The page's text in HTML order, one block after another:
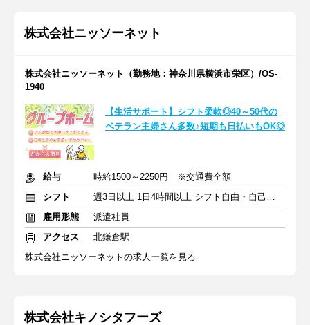
株式会社ニッソーネット
株式会社ニッソーネット（勤務地：神奈川県横浜市栄区）/OS-
1940
【生活サポート】シフト柔軟◎40～50代の
ベテラン主婦さん多数♪短期も日払いもOK◎
給与
時給1500～2250円 ※交通費全額
シフト
週3日以上 1日4時間以上 シフト自由・自己申告
雇用形態
派遣社員
アクセス
北鎌倉駅
株式会社ニッソーネットの求人一覧を見る
株式会社キノシタフーズ